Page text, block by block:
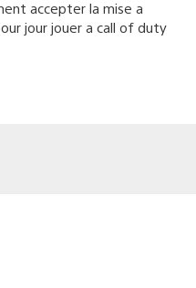
accepter la mise a
jour jouer a call of duty